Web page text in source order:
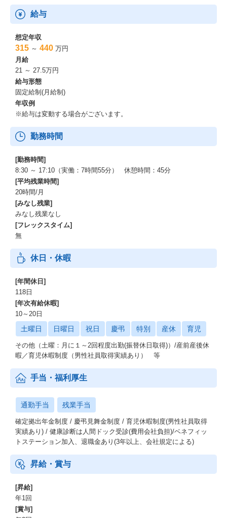
給与
想定年収
315 ～ 440 万円
月給
21 ～ 27.5万円
給与形態
固定給制(月給制)
年収例
※給与は変動する場合がございます。
勤務時間
[勤務時間]
8:30 ～ 17:10（実働：7時間55分） 休憩時間：45分
[平均残業時間]
20時間/月
[みなし残業]
みなし残業なし
[フレックスタイム]
無
休日・休暇
[年間休日]
118日
[年次有給休暇]
10～20日
土曜日 日曜日 祝日 慶弔 特別 産休 育児
その他（土曜：月に１～2回程度出勤(振替休日取得)）/産前産後休
暇／育児休暇制度（男性社員取得実績あり） 等
手当・福利厚生
通勤手当 残業手当
確定拠出年金制度 / 慶弔見舞金制度 / 育児休暇制度(男性社員取得
実績あり) / 健康診断は人間ドック受診(費用会社負担)/ベネフィッ
トステーション加入、退職金あり(3年以上、会社規定による)
昇給・賞与
[昇給]
年1回
[賞与]